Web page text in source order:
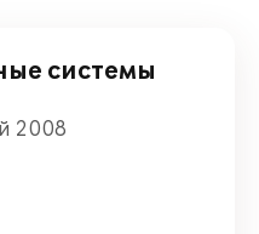
системы
2008